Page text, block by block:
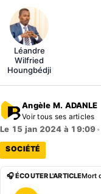
Léandre
Wilfried
Houngbédji
Angèle M. ADANLE
Voir tous ses articles
Le 15 jan 2024 à 19:09•
SOCIÉTÉ
🎧 ÉCOUTER L'ARTICLE